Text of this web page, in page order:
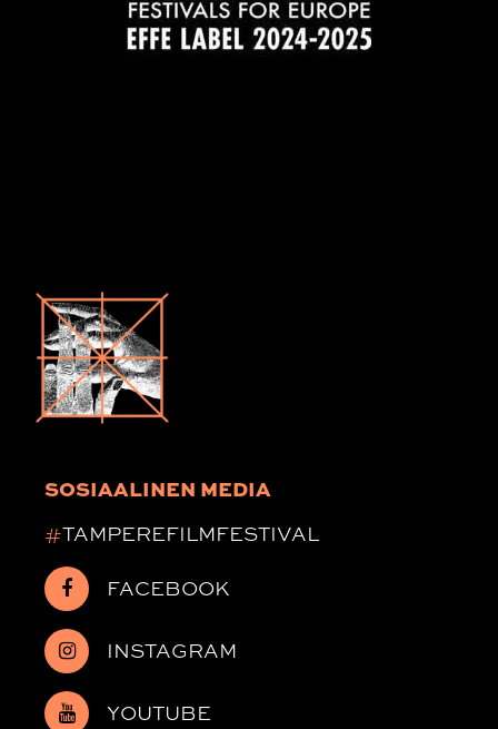
SOSIAALINEN MEDIA
#TAMPEREFILMFESTIVAL
FACEBOOK
INSTAGRAM
YOUTUBE